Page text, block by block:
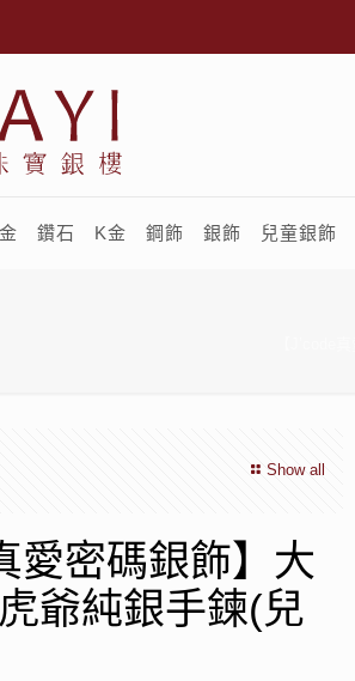
鑽石 K金 鋼飾 銀飾 兒童銀飾
Show all
愛密碼銀飾】大
爺純銀手鍊(兒